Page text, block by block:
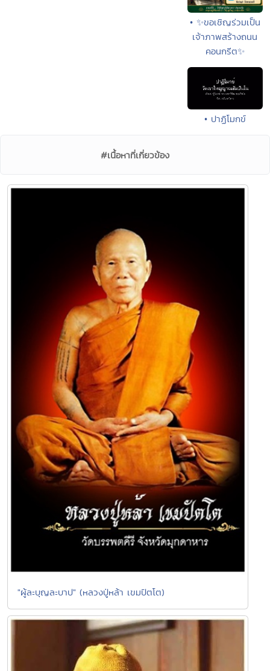
• ✨ขอเชิญร่วมเป็น
เจ้าภาพสร้างถนน
คอนกรีต✨
• ปาฏิโมกข์
#เนื้อหาที่เกี่ยวข้อง
"ผู้ละบุญละบาป" (หลวงปู่หล้า เขมปัตโต)